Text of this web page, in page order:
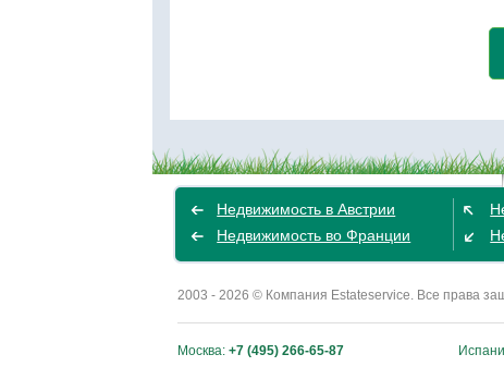
Недвижимость в Австрии
Недвижимость во Франции
2003 - 2026 © Компания Estateservice. Все права
Москва: +7 (495) 266-65-87